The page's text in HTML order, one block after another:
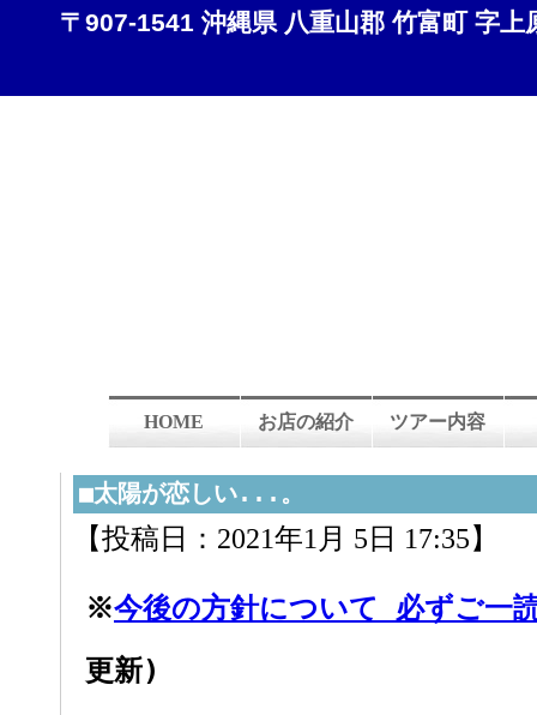
〒907-1541 沖縄県 八重山郡 竹富町 字上
HOME お店の紹介 ツアー内容
■太陽が恋しい...。
【投稿日：2021年1月 5日 17:35】
※今後の方針について 必ずご一
更新)